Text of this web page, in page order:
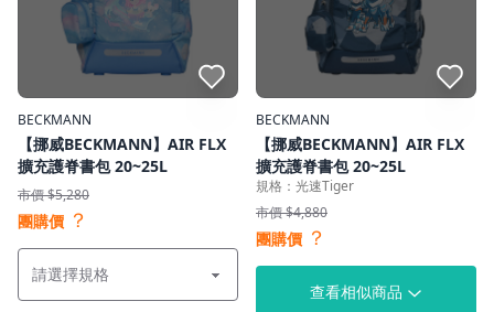
點我收藏
BECKMANN
【挪威BECKMANN】AIR FLX
擴充護脊書包 20~25L
市價 $5,280
團購價 ？
點我收藏
BECKMANN
【挪威BECKMANN】AIR FLX
擴充護脊書包 20~25L
規格：光速Tiger
市價 $4,880
團購價 ？
查看相似商品